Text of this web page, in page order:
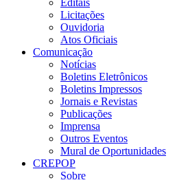
Editais
Licitações
Ouvidoria
Atos Oficiais
Comunicação
Notícias
Boletins Eletrônicos
Boletins Impressos
Jornais e Revistas
Publicações
Imprensa
Outros Eventos
Mural de Oportunidades
CREPOP
Sobre